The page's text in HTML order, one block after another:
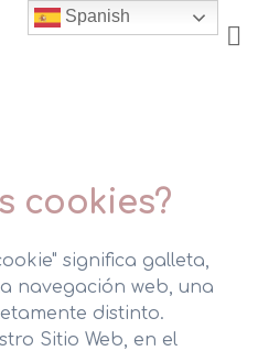
cookies?
significa galleta,
navegación web, una
distinto.
Sitio Web, en el
Spanish